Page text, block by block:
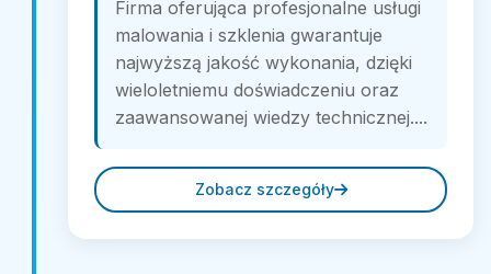
Firma oferująca profesjonalne usługi
malowania i szklenia gwarantuje
najwyższą jakość wykonania, dzięki
wieloletniemu doświadczeniu oraz
zaawansowanej wiedzy technicznej....
Zobacz szczegóły